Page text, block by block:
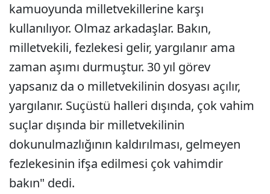
kamuoyunda milletvekillerine karşı
kullanılıyor. Olmaz arkadaşlar. Bakın,
milletvekili, fezlekesi gelir, yargılanır ama
zaman aşımı durmuştur. 30 yıl görev
yapsanız da o milletvekilinin dosyası açılır,
yargılanır. Suçüstü halleri dışında, çok vahim
suçlar dışında bir milletvekilinin
dokunulmazlığının kaldırılması, gelmeyen
fezlekesinin ifşa edilmesi çok vahimdir
bakın" dedi.